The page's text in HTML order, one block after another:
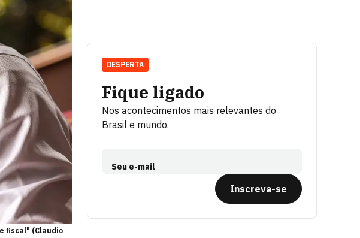
fiscal" (Claudio
Fique ligado
Nos acontecimentos mais relevantes do
Brasil e mundo.
Seu e-mail
Inscreva-se
DESPERTA